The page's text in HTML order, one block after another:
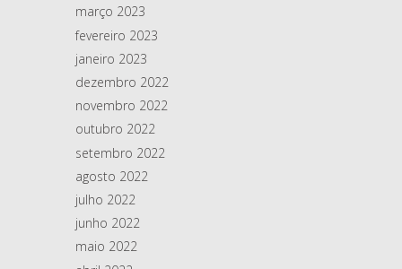
março 2023
fevereiro 2023
janeiro 2023
dezembro 2022
novembro 2022
outubro 2022
setembro 2022
agosto 2022
julho 2022
junho 2022
maio 2022